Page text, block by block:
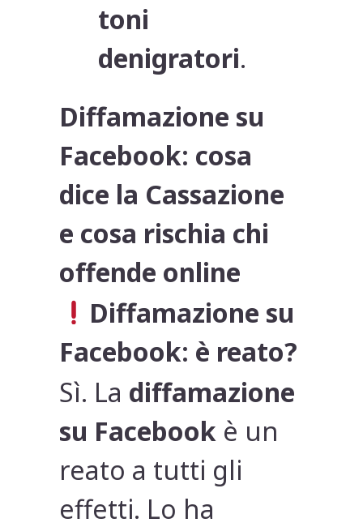
toni
denigratori.
Diffamazione su
Facebook: cosa
dice la Cassazione
e cosa rischia chi
offende online
Diffamazione su
Facebook: è reato?
Sì. La diffamazione
su Facebook è un
reato a tutti gli
effetti. Lo ha